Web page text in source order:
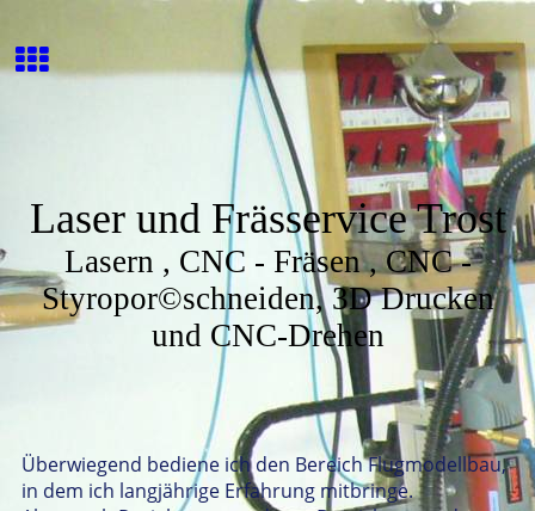
Laser und Frässervice Trost
Lasern , CNC - Fräsen , CNC -
Styropor©schneiden, 3D Drucken
und CNC-Drehen
Überwiegend bediene ich den Bereich Flugmodellbau,
in dem ich langjährige Erfahrung mitbringe.